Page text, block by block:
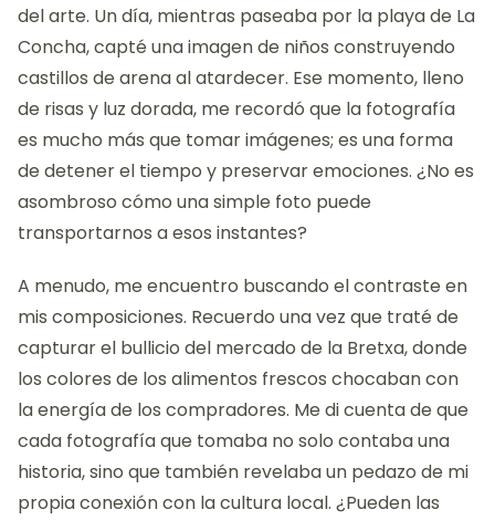
del arte. Un día, mientras paseaba por la playa de La
Concha, capté una imagen de niños construyendo
castillos de arena al atardecer. Ese momento, lleno
de risas y luz dorada, me recordó que la fotografía
es mucho más que tomar imágenes; es una forma
de detener el tiempo y preservar emociones. ¿No es
asombroso cómo una simple foto puede
transportarnos a esos instantes?
A menudo, me encuentro buscando el contraste en
mis composiciones. Recuerdo una vez que traté de
capturar el bullicio del mercado de la Bretxa, donde
los colores de los alimentos frescos chocaban con
la energía de los compradores. Me di cuenta de que
cada fotografía que tomaba no solo contaba una
historia, sino que también revelaba un pedazo de mi
propia conexión con la cultura local. ¿Pueden las